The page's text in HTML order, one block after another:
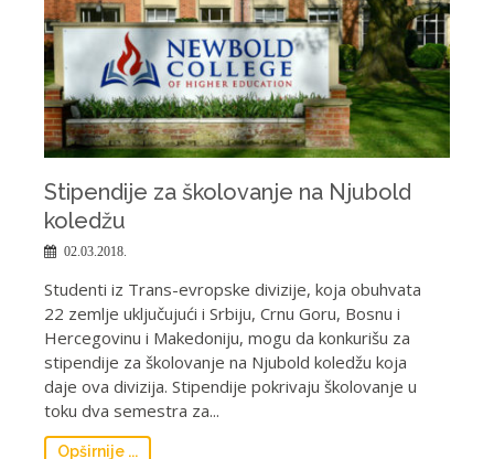
Stipendije za školovanje na Njubold
koledžu
02.03.2018.
Studenti iz Trans-evropske divizije, koja obuhvata
22 zemlje uključujući i Srbiju, Crnu Goru, Bosnu i
Hercegovinu i Makedoniju, mogu da konkurišu za
stipendije za školovanje na Njubold koledžu koja
daje ova divizija. Stipendije pokrivaju školovanje u
toku dva semestra za...
Opširnije ...